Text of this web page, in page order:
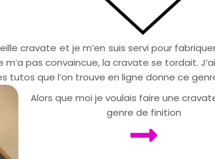
cravate et je m’en suis servi pour
pas convaincue, la cravate se tordait.
tutos que l’on trouve en ligne donne ce
Alors que moi je voulais faire une
genre de finition